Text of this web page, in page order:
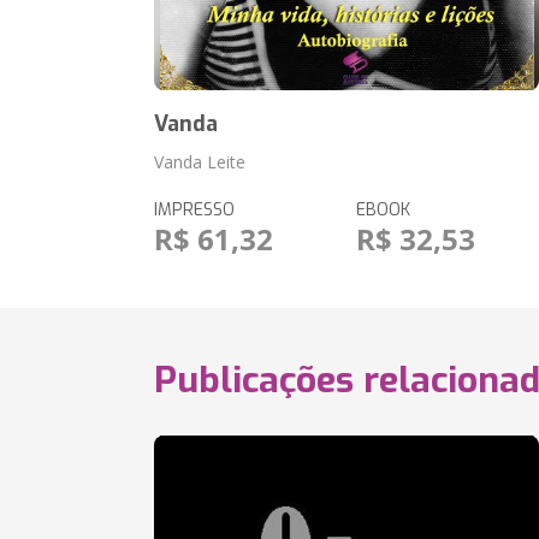
Vanda
Vanda Leite
IMPRESSO
R$ 61,32
EBOOK
R$ 32,53
Publicações